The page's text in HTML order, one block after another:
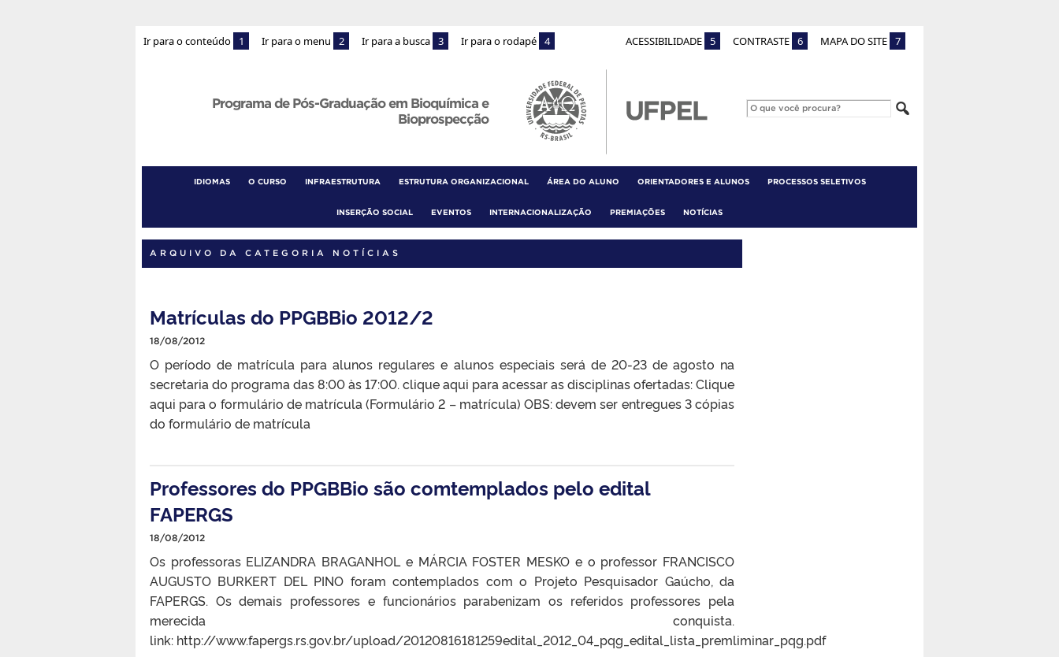
Ir para o conteúdo 1 Ir para o menu 2 Ir para a busca 3 Ir para o rodapé 4 ACESSIBILIDADE 5 CONTRASTE 6 MAPA DO SITE 7
Programa de Pós-Graduação em Bioquímica e
Bioprospecção
IDIOMAS O CURSO INFRAESTRUTURA ESTRUTURA ORGANIZACIONAL ÁREA DO ALUNO ORIENTADORES E ALUNOS PROCESSOS SELETIVOS
INSERÇÃO SOCIAL EVENTOS INTERNACIONALIZAÇÃO PREMIAÇÕES NOTÍCIAS
ARQUIVO DA CATEGORIA NOTÍCIAS
Matrículas do PPGBBio 2012/2
18/08/2012
O período de matrícula para alunos regulares e alunos especiais será de 20-23 de agosto na
secretaria do programa das 8:00 às 17:00. clique aqui para acessar as disciplinas ofertadas: Clique
aqui para o formulário de matrícula (Formulário 2 – matrícula) OBS: devem ser entregues 3 cópias
do formulário de matrícula
Professores do PPGBBio são comtemplados pelo edital
FAPERGS
18/08/2012
Os professoras ELIZANDRA BRAGANHOL e MÁRCIA FOSTER MESKO e o professor FRANCISCO
AUGUSTO BURKERT DEL PINO foram contemplados com o Projeto Pesquisador Gaúcho, da
FAPERGS. Os demais professores e funcionários parabenizam os referidos professores pela
merecida conquista.
link: http://www.fapergs.rs.gov.br/upload/20120816181259edital_2012_04_pqg_edital_lista_premliminar_pqg.pdf